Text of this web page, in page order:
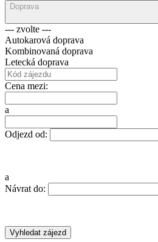
Doprava
--- zvolte ---
Autokarová doprava
Kombinovaná doprava
Letecká doprava
Cena mezi:
a
Odjezd od:
a
Návrat do: